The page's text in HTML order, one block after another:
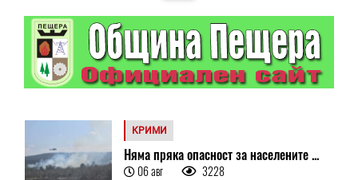
КРИМИ
Няма пряка опасност за населените ...
06 авг 3228